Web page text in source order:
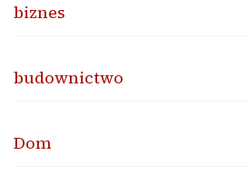
biznes
budownictwo
Dom